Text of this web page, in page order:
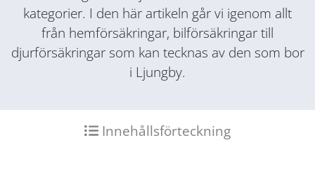
kategorier. I den här artikeln går vi igenom allt
från hemförsäkringar, bilförsäkringar till
djurförsäkringar som kan tecknas av den som bor
i Ljungby.
Innehållsförteckning